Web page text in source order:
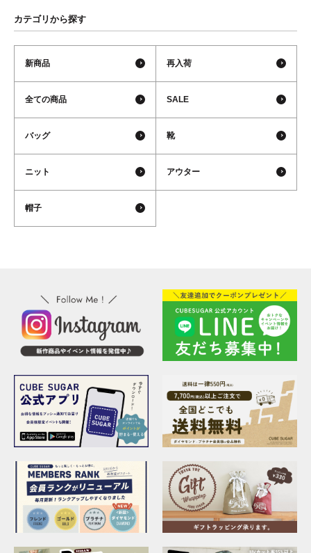
カテゴリから探す
新商品 再入荷
全ての商品 SALE
バッグ 靴
ニット アウター
帽子